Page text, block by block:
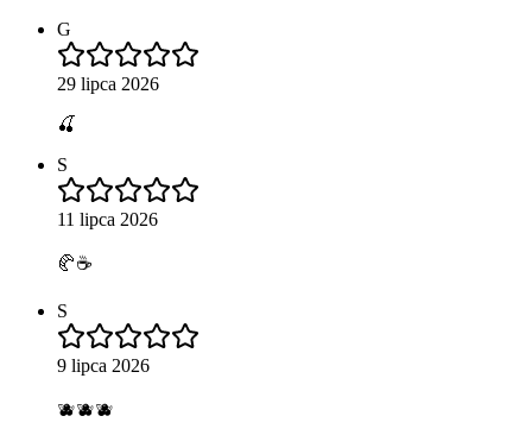
G
29 lipca 2026
🍒
S
11 lipca 2026
🥐☕️
S
9 lipca 2026
🫐🫐🫐